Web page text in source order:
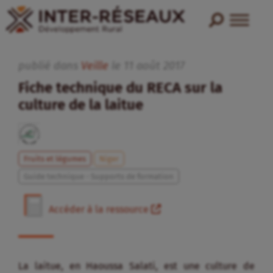
Veille
Fiche technique du RECA sur la
culture de la laitue
Fruits et légumes
Niger
Accéder à la ressource
La laitue, en Haoussa Salati, est une culture de